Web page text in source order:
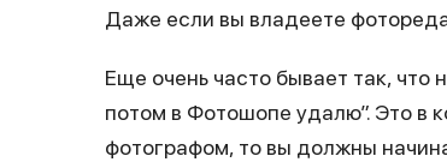
Даже если вы владеете
Еще очень часто бывает так,
потом в Фотошопе удалю”. Это в
фотографом, то вы должны